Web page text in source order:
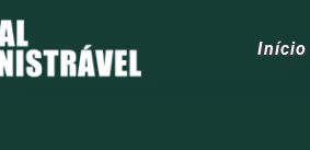
Início